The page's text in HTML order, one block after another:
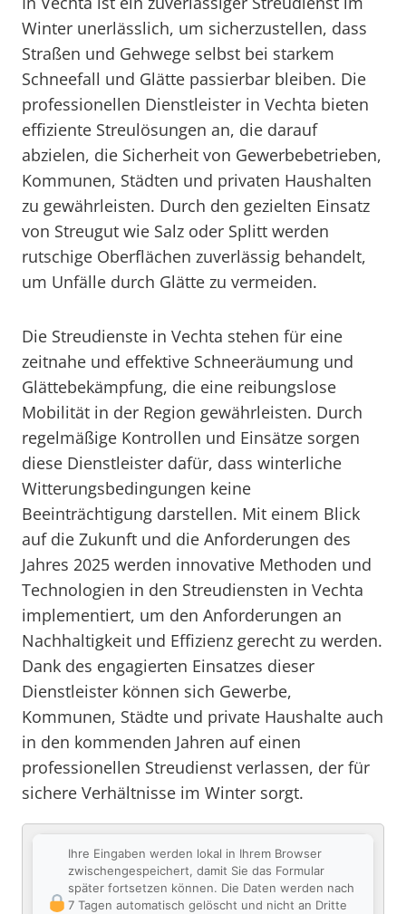
Winter unerlässlich, um sicherzustellen, dass
Straßen und Gehwege selbst bei starkem
Schneefall und Glätte passierbar bleiben. Die
professionellen Dienstleister in Vechta bieten
effiziente Streulösungen an, die darauf
abzielen, die Sicherheit von Gewerbebetrieben,
Kommunen, Städten und privaten Haushalten
zu gewährleisten. Durch den gezielten Einsatz
von Streugut wie Salz oder Splitt werden
rutschige Oberflächen zuverlässig behandelt,
um Unfälle durch Glätte zu vermeiden.
Die Streudienste in Vechta stehen für eine
zeitnahe und effektive Schneeräumung und
Glättebekämpfung, die eine reibungslose
Mobilität in der Region gewährleisten. Durch
regelmäßige Kontrollen und Einsätze sorgen
diese Dienstleister dafür, dass winterliche
Witterungsbedingungen keine
Beeinträchtigung darstellen. Mit einem Blick
auf die Zukunft und die Anforderungen des
Jahres 2025 werden innovative Methoden und
Technologien in den Streudiensten in Vechta
implementiert, um den Anforderungen an
Nachhaltigkeit und Effizienz gerecht zu werden.
Dank des engagierten Einsatzes dieser
Dienstleister können sich Gewerbe,
Kommunen, Städte und private Haushalte auch
in den kommenden Jahren auf einen
professionellen Streudienst verlassen, der für
sichere Verhältnisse im Winter sorgt.
Ihre Eingaben werden lokal in Ihrem Browser
zwischengespeichert, damit Sie das Formular
später fortsetzen können. Die Daten werden nach
7 Tagen automatisch gelöscht und nicht an Dritte